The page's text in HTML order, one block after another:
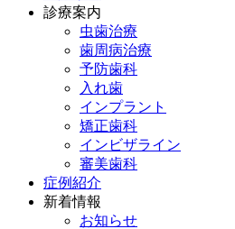
診療案内
虫歯治療
歯周病治療
予防歯科
入れ歯
インプラント
矯正歯科
インビザライン
審美歯科
症例紹介
新着情報
お知らせ